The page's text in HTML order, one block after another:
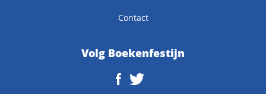
Contact
Volg Boekenfestijn